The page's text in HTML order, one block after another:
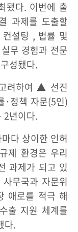
됐다. 이번에 출
과제를 도출할
설팅 , 법률 및
무 경험과 전문
성됐다.
려하여 ▲ 선진
정책 자문(5인)
2년이다.
다 상이한 인허
제 환경은 우리
과제가 되고 있
무국과 자문위
애로를 적극 해
출 지원 체계를
다.